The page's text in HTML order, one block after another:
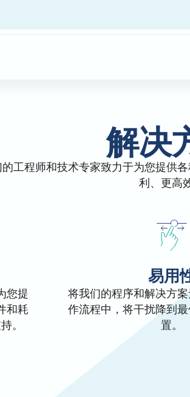
解决
工程师和技术专家致力于为您提供
利、更高
您提
和耗
。
易用
将我们的程序和解决方
作流程中，将干扰降到
置。